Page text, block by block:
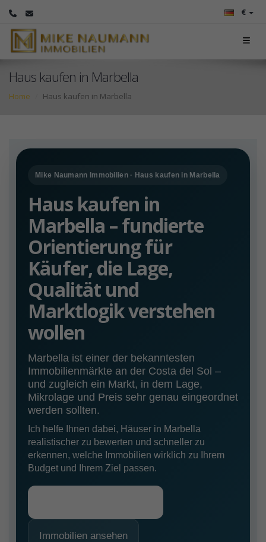
€
Haus kaufen in Marbella
Home Haus kaufen in Marbella
Mike Naumann Immobilien · Haus kaufen in Marbella
Haus kaufen in
Marbella – fundierte
Orientierung für
Käufer, die Lage,
Qualität und
Marktlogik verstehen
wollen
Marbella ist einer der bekanntesten
Immobilienmärkte an der Costa del Sol –
und zugleich ein Markt, in dem Lage,
Mikrolage und Preis sehr genau eingeordnet
werden sollten.
Ich helfe Ihnen dabei, Häuser in Marbella
realistischer zu bewerten und schneller zu
erkennen, welche Immobilien wirklich zu Ihrem
Budget und Ihrem Ziel passen.
Immobilien ansehen